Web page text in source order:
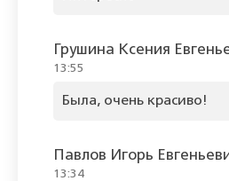
Грушина Ксения
13:55
Была, очень красиво!
Павлов Игорь
13:34